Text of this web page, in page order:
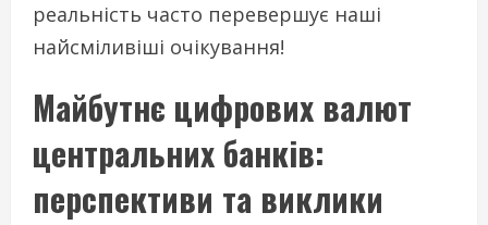
реальність часто перевершує наші
найсміливіші очікування!
Майбутнє цифрових валют
центральних банків:
перспективи та виклики